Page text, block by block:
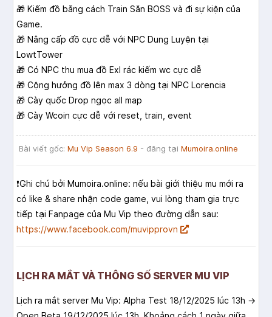
🎁 Kiếm đồ bằng cách Train Săn BOSS và đi sự kiện của
Game.
🎁 Nâng cấp đồ cực dễ với NPC Dung Luyện tại
LowtTower
🎁 Có NPC thu mua đồ Exl rác kiếm wc cực dễ
🎁 Cộng hưởng đồ lên max 3 dòng tại NPC Lorencia
🎁 Cày quốc Drop ngọc all map
🎁 Cày Wcoin cực dễ với reset, train, event
Bài viết gốc: Mu Vip Season 6.9 - đăng tại Mumoira.online
❗️Ghi chú bởi Mumoira.online: nếu bài giới thiệu mu mới ra
có like & share nhận code game, vui lòng tham gia trực
tiếp tại Fanpage của Mu Vip theo đường dẫn sau:
https://www.facebook.com/muvipprovn
LỊCH RA MẮT VÀ THÔNG SỐ SERVER MU VIP
Lịch ra mắt server Mu Vip: Alpha Test 18/12/2025 lúc 13h →